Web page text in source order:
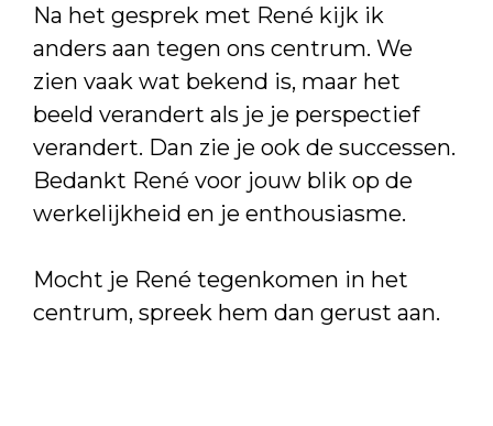
Na het gesprek met René kijk ik
anders aan tegen ons centrum. We
zien vaak wat bekend is, maar het
beeld verandert als je je perspectief
verandert. Dan zie je ook de successen.
Bedankt René voor jouw blik op de
werkelijkheid en je enthousiasme.
Mocht je René tegenkomen in het
centrum, spreek hem dan gerust aan.